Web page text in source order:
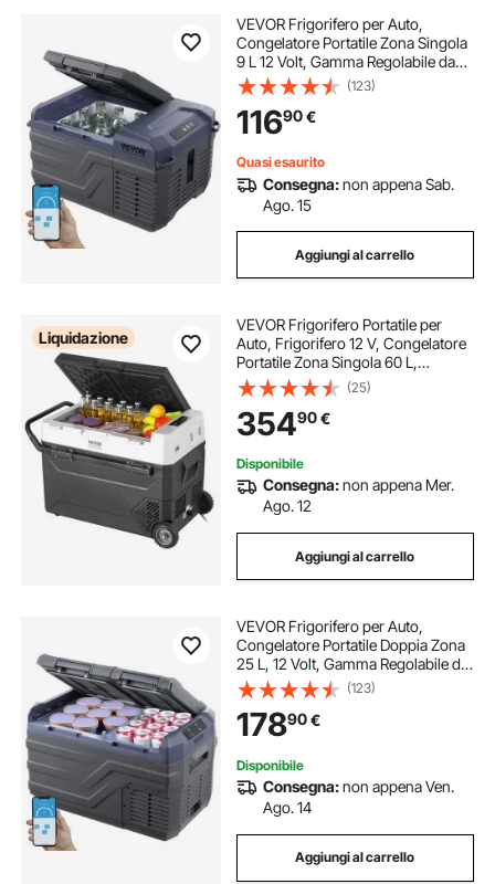
VEVOR Frigorifero per Auto,
Congelatore Portatile Zona Singola
9 L 12 Volt, Gamma Regolabile da
-20 ~ 20 ℃, Dispositivo di
Raffreddamento a Compressore
12/24 V CC e 100-240 V CA per
Campeggio Camper
(123)
11690€
Quasi esaurito
Consegna:non appena Sab.
Ago. 15
Aggiungi al carrello
Liquidazione
VEVOR Frigorifero Portatile per
Auto, Frigorifero 12 V, Congelatore
Portatile Zona Singola 60 L,
Temperatura Regolabile - 20 ~ 20
℃, Refrigeratore a Compressore
per Casa, Esterno, Camper, Auto
(25)
35490€
Disponibile
Consegna:non appena Mer.
Ago. 12
Aggiungi al carrello
VEVOR Frigorifero per Auto,
Congelatore Portatile Doppia Zona
25 L, 12 Volt, Gamma Regolabile da
-20 ~ 20 ℃, Dispositivo di
Raffreddamento a Compressore
12/24 V CC e 100-240 V CA per
Campeggio Camper
(123)
17890€
Disponibile
Consegna:non appena Ven.
Ago. 14
Aggiungi al carrello